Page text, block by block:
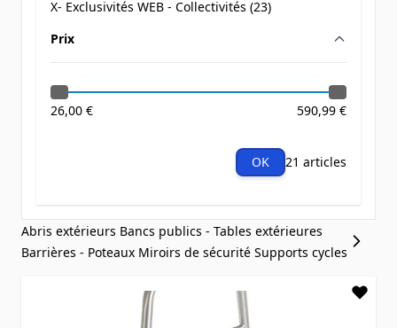
X- Exclusivités WEB - Collectivités (23
products available
)
Prix
26,00 € 590,99 €
OK 21 articles
Abris extérieurs Bancs publics - Tables extérieures
Barrières - Poteaux Miroirs de sécurité Supports cycles